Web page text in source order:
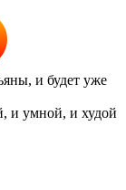
и будет уже
и умной, и худой